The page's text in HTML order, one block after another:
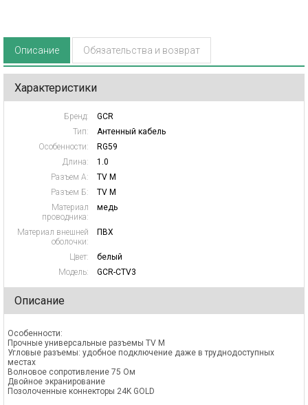
Описание Обязательства и возврат
Характеристики
Бренд:
GCR
Тип:
Антенный кабель
Особенности:
RG59
Длина:
1.0
Разъем А:
TV M
Разъем Б:
TV M
Материал
проводника:
медь
Материал внешней
оболочки:
ПВХ
Цвет:
белый
Модель:
GCR-CTV3
Описание
Особенности:
Прочные универсальные разъемы TV M
Угловые разъемы: удобное подключение даже в труднодоступных
местах
Волновое сопротивление 75 Ом
Двойное экранирование
Позолоченные коннекторы 24K GOLD